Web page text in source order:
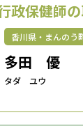
政保健師
香川県・まんのう
多田 優
タダ ユウ